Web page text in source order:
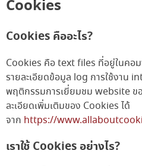
Cookies
Cookies คืออะไร?
Cookies คือ text files ที่อยู่ในคอม
รายละเอียดข้อมูล log การใช้งาน
พฤติกรรมการเยี่ยมชม website ข
ละเอียดเพิ่มเติมของ Cookies ได้
จาก https://
เราใช้ Cookies อย่างไร?